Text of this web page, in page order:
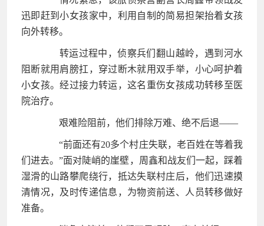
迅即赶到小女孩家中，利用自制的简易担架抬着女孩
向外转移。
转运过程中，侦察兵们翻山越岭，遇到河水
阻断就用肩膀扛，穿过断木就用双手举，小心呵护着
小女孩。经过接力转运，这名重伤女孩成功转移至医
院治疗。
艰难险阻前，他们排除万难、绝不后退——
“前面还有20多个村庄失联，老百姓在等着我
们进去。”面对陡峭的崖壁，周鑫和战友们一起，踩着
湿滑的山路攀爬绕行，抵达失联村庄后，他们迅速摸
清情况，及时传递信息，为物资前送、人员转移做好
准备。